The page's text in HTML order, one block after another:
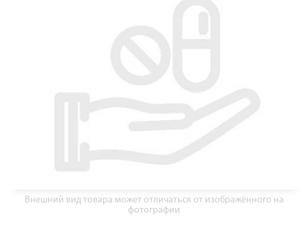
Внешний вид товара может отличаться от изображённого на
фотографии